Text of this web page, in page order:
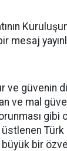
mesaj
ve güvenin
ve mal
gibi
Türk
büyük bir